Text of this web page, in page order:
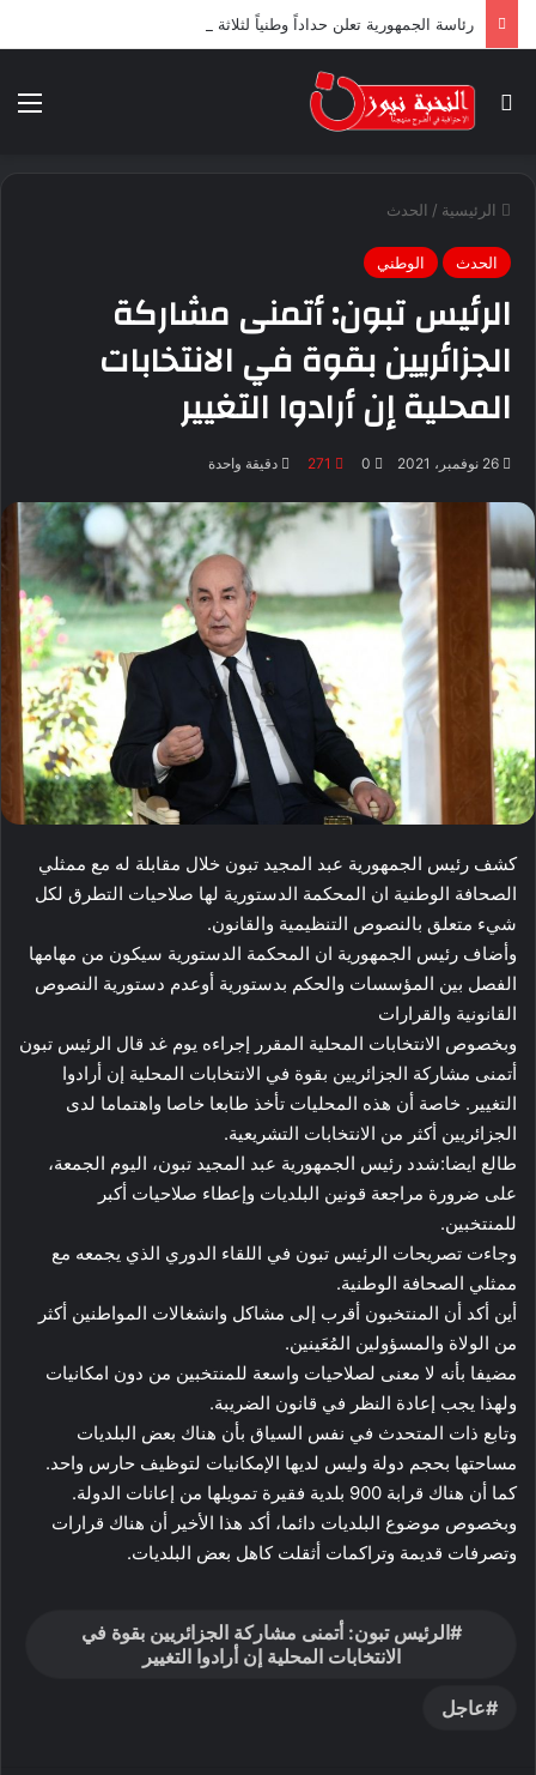
رئاسة الجمهورية تعلن حداداً وطنياً لثلاثة أيام ابتداء من اليوم
بحث عن
الرئيسية / الحدث
الحدث الوطني
الرئيس تبون: أتمنى مشاركة
الجزائريين بقوة في الانتخابات
المحلية إن أرادوا التغيير
26 نوفمبر، 2021 0
271 دقيقة واحدة
كشف رئيس الجمهورية عبد المجيد تبون خلال مقابلة له مع ممثلي
الصحافة الوطنية ان المحكمة الدستورية لها صلاحيات التطرق لكل
شيء متعلق بالنصوص التنظيمية والقانون.
وأضاف رئيس الجمهورية ان المحكمة الدستورية سيكون من مهامها
الفصل بين المؤسسات والحكم بدستورية أوعدم دستورية النصوص
القانونية والقرارات
وبخصوص الانتخابات المحلية المقرر إجراءه يوم غد قال الرئيس تبون
أتمنى مشاركة الجزائريين بقوة في الانتخابات المحلية إن أرادوا
التغيير. خاصة أن هذه المحليات تأخذ طابعا خاصا واهتماما لدى
الجزائريين أكثر من الانتخابات التشريعية.
طالع ايضا:شدد رئيس الجمهورية عبد المجيد تبون، اليوم الجمعة،
على ضرورة مراجعة قونين البلديات وإعطاء صلاحيات أكبر
للمنتخبين.
وجاءت تصريحات الرئيس تبون في اللقاء الدوري الذي يجمعه مع
ممثلي الصحافة الوطنية.
أين أكد أن المنتخبون أقرب إلى مشاكل وانشغالات المواطنين أكثر
من الولاة والمسؤولين المُعَينين.
مضيفا بأنه لا معنى لصلاحيات واسعة للمنتخبين من دون امكانيات
ولهذا يجب إعادة النظر في قانون الضريبة.
وتابع ذات المتحدث في نفس السياق بأن هناك بعض البلديات
مساحتها بحجم دولة وليس لديها الإمكانيات لتوظيف حارس واحد.
كما أن هناك قرابة 900 بلدية فقيرة تمويلها من إعانات الدولة.
وبخصوص موضوع البلديات دائما، أكد هذا الأخير أن هناك قرارات
وتصرفات قديمة وتراكمات أثقلت كاهل بعض البلديات.
الرئيس تبون: أتمنى مشاركة الجزائريين بقوة في
الانتخابات المحلية إن أرادوا التغيير
عاجل